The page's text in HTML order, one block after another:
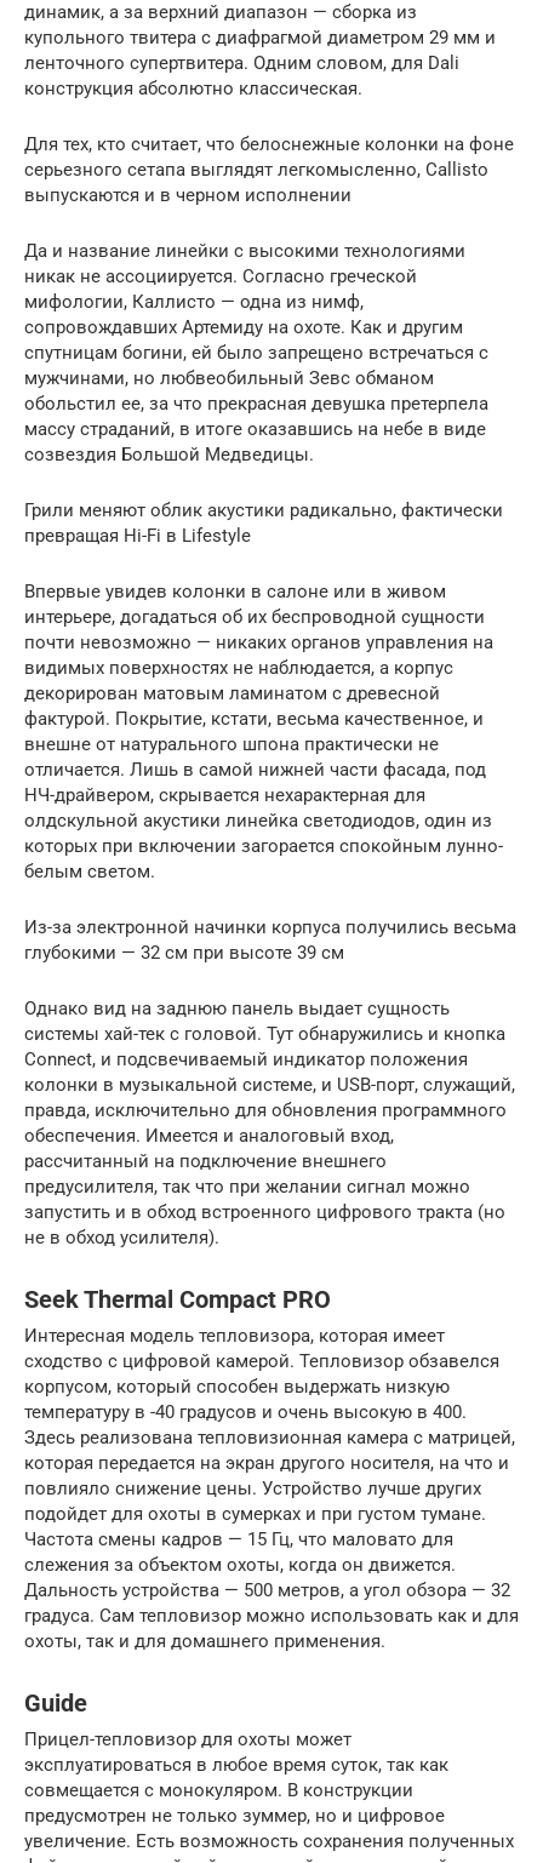
динамик, а за верхний диапазон — сборка из
купольного твитера с диафрагмой диаметром 29 мм и
ленточного супертвитера. Одним словом, для Dali
конструкция абсолютно классическая.
Для тех, кто считает, что белоснежные колонки на фоне
серьезного сетапа выглядят легкомысленно, Callisto
выпускаются и в черном исполнении
Да и название линейки с высокими технологиями
никак не ассоциируется. Согласно греческой
мифологии, Каллисто — одна из нимф,
сопровождавших Артемиду на охоте. Как и другим
спутницам богини, ей было запрещено встречаться с
мужчинами, но любвеобильный Зевс обманом
обольстил ее, за что прекрасная девушка претерпела
массу страданий, в итоге оказавшись на небе в виде
созвездия Большой Медведицы.
Грили меняют облик акустики радикально, фактически
превращая Hi-Fi в Lifestyle
Впервые увидев колонки в салоне или в живом
интерьере, догадаться об их беспроводной сущности
почти невозможно — никаких органов управления на
видимых поверхностях не наблюдается, а корпус
декорирован матовым ламинатом с древесной
фактурой. Покрытие, кстати, весьма качественное, и
внешне от натурального шпона практически не
отличается. Лишь в самой нижней части фасада, под
НЧ-драйвером, скрывается нехарактерная для
олдскульной акустики линейка светодиодов, один из
которых при включении загорается спокойным лунно-
белым светом.
Из-за электронной начинки корпуса получились весьма
глубокими — 32 см при высоте 39 см
Однако вид на заднюю панель выдает сущность
системы хай-тек с головой. Тут обнаружились и кнопка
Connect, и подсвечиваемый индикатор положения
колонки в музыкальной системе, и USB-порт, служащий,
правда, исключительно для обновления программного
обеспечения. Имеется и аналоговый вход,
рассчитанный на подключение внешнего
предусилителя, так что при желании сигнал можно
запустить и в обход встроенного цифрового тракта (но
не в обход усилителя).
Seek Thermal Compact PRO
Интересная модель тепловизора, которая имеет
сходство с цифровой камерой. Тепловизор обзавелся
корпусом, который способен выдержать низкую
температуру в -40 градусов и очень высокую в 400.
Здесь реализована тепловизионная камера с матрицей,
которая передается на экран другого носителя, на что и
повлияло снижение цены. Устройство лучше других
подойдет для охоты в сумерках и при густом тумане.
Частота смены кадров — 15 Гц, что маловато для
слежения за объектом охоты, когда он движется.
Дальность устройства — 500 метров, а угол обзора — 32
градуса. Сам тепловизор можно использовать как и для
охоты, так и для домашнего применения.
Guide
Прицел-тепловизор для охоты может
эксплуатироваться в любое время суток, так как
совмещается с монокуляром. В конструкции
предусмотрен не только зуммер, но и цифровое
увеличение. Есть возможность сохранения полученных